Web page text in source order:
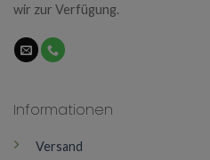
wir zur Verfügung.
Informationen
Versand